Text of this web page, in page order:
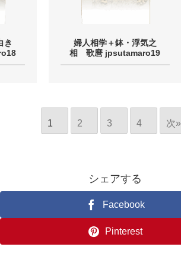
き
婦人相学＋鉢・浮気之
相 歌麿 jpsutamaro19
1 2 3 4 次»
シェアする
Facebook
Pinterest